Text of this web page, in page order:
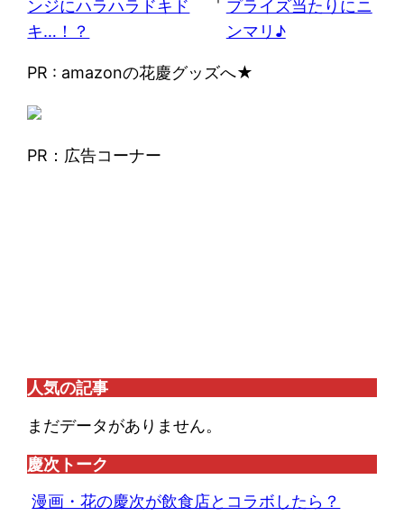
ンジにハラハラドキド
キ…！？
プライズ当たりにニ
ンマリ♪
PR : amazonの花慶グッズへ★
PR：広告コーナー
人気の記事
まだデータがありません。
慶次トーク
漫画・花の慶次が飲食店とコラボしたら？